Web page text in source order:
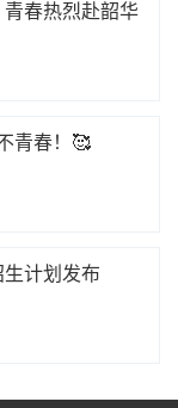
青春热烈赴韶华
青春！🥰
计划发布